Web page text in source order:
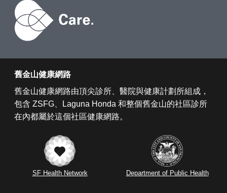
SF Health Network Department of Public Health
舊金山健康網路
舊金山健康網路由頂尖診所、醫院與健康計劃所組成，
包含 ZSFG、Laguna Honda 和整個舊金山的社區診所
在內都屬於這個社區健康網路。